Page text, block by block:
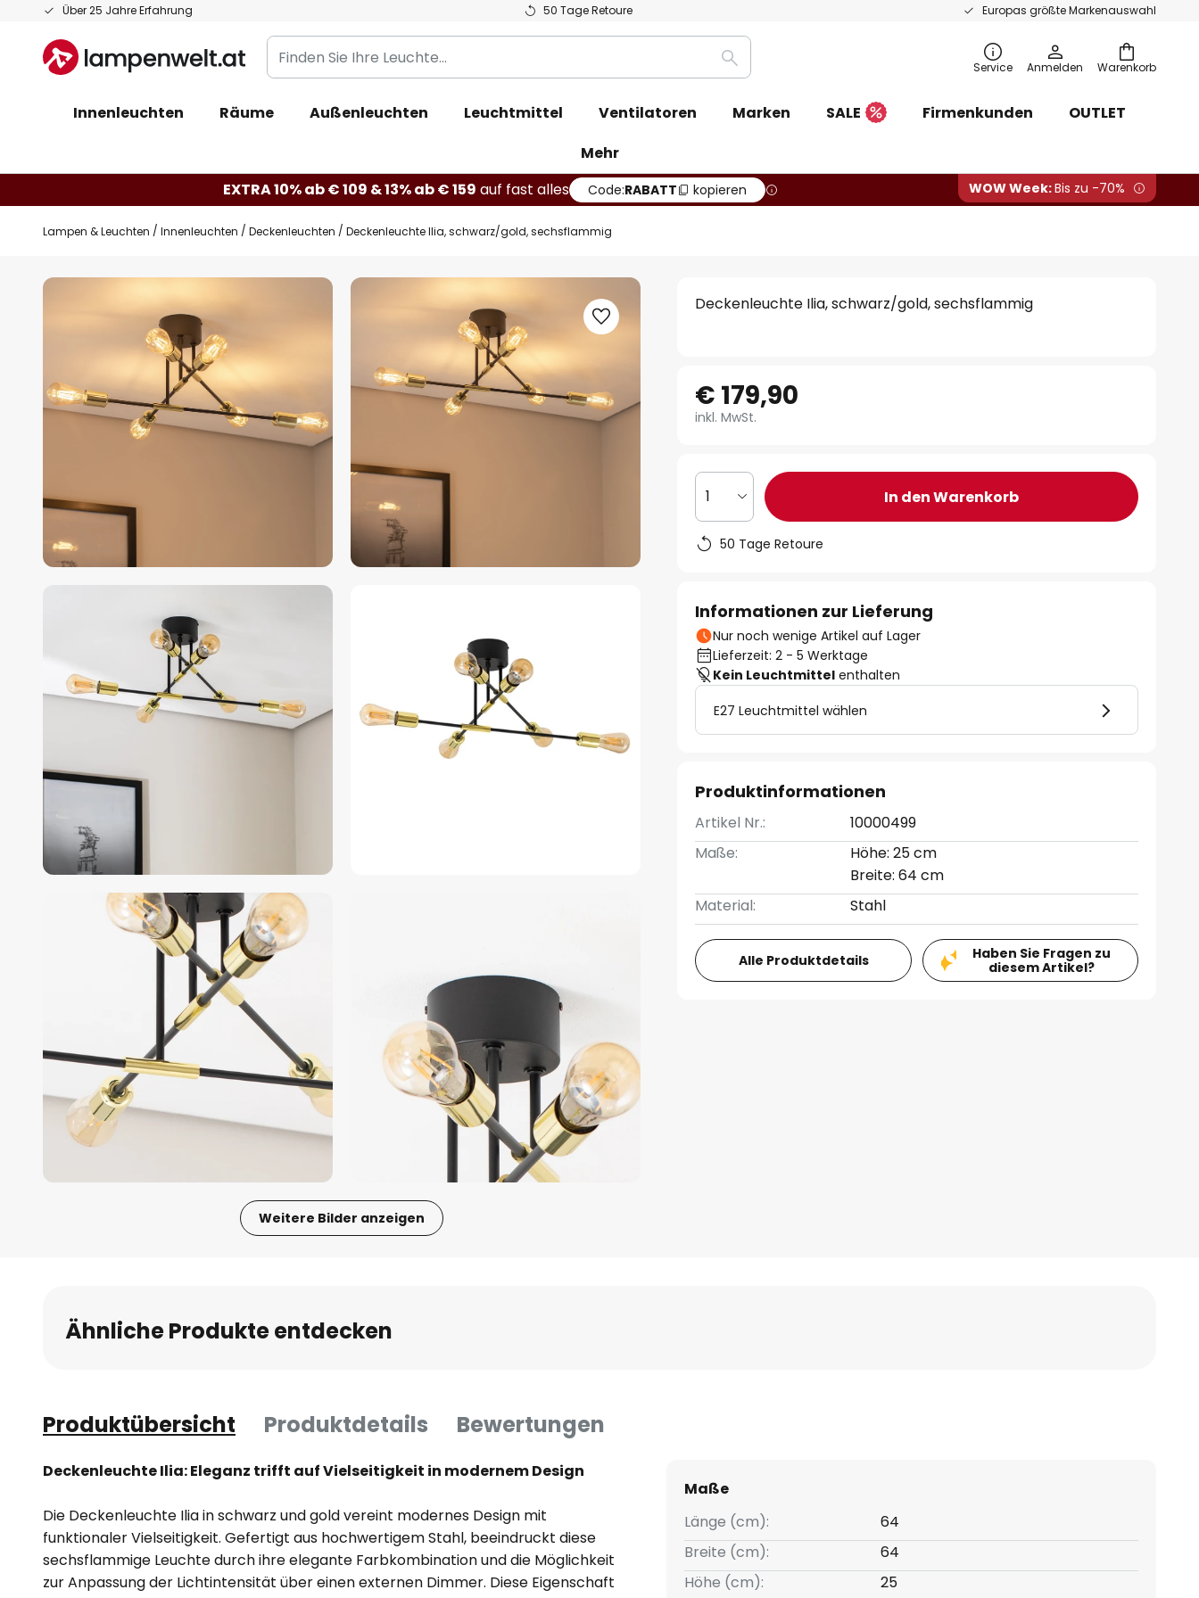
Über 25 Jahre Erfahrung 50 Tage Retoure Europas größte Markenauswahl
Zum
springen
Warenkorb
Finden
Sie
Leuchte...
Suche Service Anmelden
Innenleuchten Räume Außenleuchten Leuchtmittel Ventilatoren Marken SALE Firmenkunden
OUTLET
Mehr
EXTRA 10% ab € 109 & 13% ab € 159 auf fast alles Code:RABATT kopieren WOW Week:Bis zu -70%
Lampen & Leuchten Innenleuchten Deckenleuchten Deckenleuchte Ilia, schwarz/gold, sechsflammig
Zum
Bildgalerie
Weitere Bilder anzeigen
Bildgalerie
springen
Deckenleuchte Ilia, schwarz/gold, sechsflammig
€ 179,90
inkl. MwSt.
1 In den Warenkorb
50 Tage Retoure
Informationen zur Lieferung
Nur noch wenige Artikel auf Lager
Lieferzeit: 2 - 5 Werktage
Kein Leuchtmittel enthalten
E27 Leuchtmittel wählen
Produktinformationen
Artikel Nr.:
10000499
Maße:
Höhe: 25 cm
Breite: 64 cm
Material:
Stahl
Alle Produktdetails
Haben Sie Fragen zu
diesem Artikel?
Ähnliche Produkte entdecken
Produktübersicht Produktdetails Bewertungen
Deckenleuchte Ilia: Eleganz trifft auf Vielseitigkeit in modernem Design
Die Deckenleuchte Ilia in schwarz und gold vereint modernes Design mit
funktionaler Vielseitigkeit. Gefertigt aus hochwertigem Stahl, beeindruckt diese
sechsflammige Leuchte durch ihre elegante Farbkombination und die Möglichkeit
zur Anpassung der Lichtintensität über einen externen Dimmer. Diese Eigenschaft
Maße
Länge (cm):
64
Breite (cm):
64
Höhe (cm):
25